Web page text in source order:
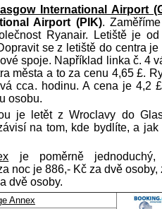
International Airport
Airport (PIK).
Ryanair. Letiště je od
se z letiště do centra je
spoje. Například linka č. 4
města a to za cenu 4,65 £.
cca. hodinu. A cena je 4,2
osobu.
je letět z Wroclavy do
na tom, kde bydlíte, a jak
je poměrně jednoduchý,
noc je 886,- Kč za dvě osoby,
dvě osoby.
Annex